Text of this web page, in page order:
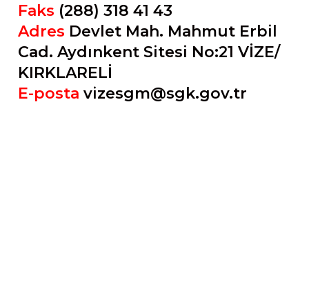
Faks (288) 318 41 43
Adres Devlet Mah. Mahmut Erbil
Cad. Aydınkent Sitesi No:21 VİZE/
KIRKLARELİ
E-posta vizesgm@sgk.gov.tr